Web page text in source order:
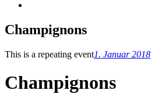
Champignons
This is a repeating event1. Januar 2018
Champignons